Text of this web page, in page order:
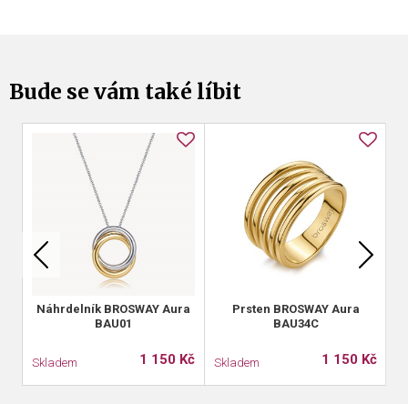
Bude se vám také líbit
Náhrdelník BROSWAY Aura
BAU01
Skladem 1 150 Kč
Prsten BROSWAY Aura
BAU34C
Skladem 1 150 Kč